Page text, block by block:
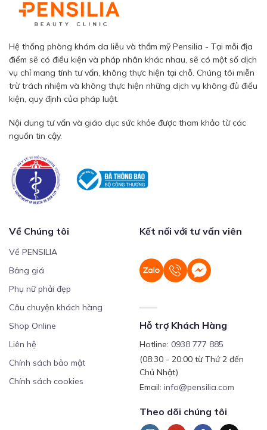
Hệ thống phòng khám da liễu và thẩm mỹ Pensilia - Tại mỗi địa
điểm sẽ có điều kiện và pháp nhân khác nhau, sẽ có một số dịch
vụ chỉ mang tính tư vấn, không thực hiện tại chỗ. Chúng tôi miễn
trừ trách nhiệm và không thực hiện những dịch vụ không đủ điều
kiện, quy định của pháp luật.
Nội dung tư vấn và giáo dục sức khỏe được tham khảo từ các
nguồn tin cậy.
Về Chúng tôi
Về PENSILIA
Bảng giá
Phụ nữ phải đẹp
Câu chuyện khách hàng
Shop Online
Liên hệ
Chính sách bảo mật
Chính sách cookies
Kết nối với tư vấn viên
Hỗ trợ Khách Hàng
Hotline: 0938 777 885
(08:30 - 20:00 từ Thứ 2 đến
Chủ Nhật)
Email: info@pensilia.com
Theo dõi chúng tôi